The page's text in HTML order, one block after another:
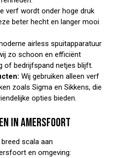
verf wordt onder hoge druk
beter hecht en langer mooi
airless spuitapparatuur
zo schoon en efficiënt
of bedrijfspand netjes blijft.
Wij gebruiken alleen verf
zoals Sigma en Sikkens, die
opties bieden.
IN AMERSFOORT
breed scala aan
en omgeving: